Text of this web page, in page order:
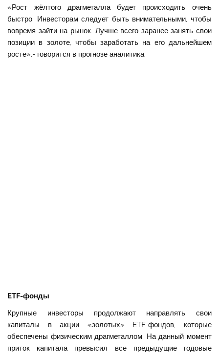
«Рост жёлтого драгметалла будет происходить очень
быстро. Инвесторам следует быть внимательными, чтобы
вовремя зайти на рынок. Лучше всего заранее занять свои
позиции в золоте, чтобы заработать на его дальнейшем
росте»,- говорится в прогнозе аналитика.
ETF-фонды
Крупные инвесторы продолжают направлять свои
капиталы в акции «золотых» ETF-фондов, которые
обеспечены физическим драгметаллом. На данный момент
приток капитала превысил все предыдущие годовые